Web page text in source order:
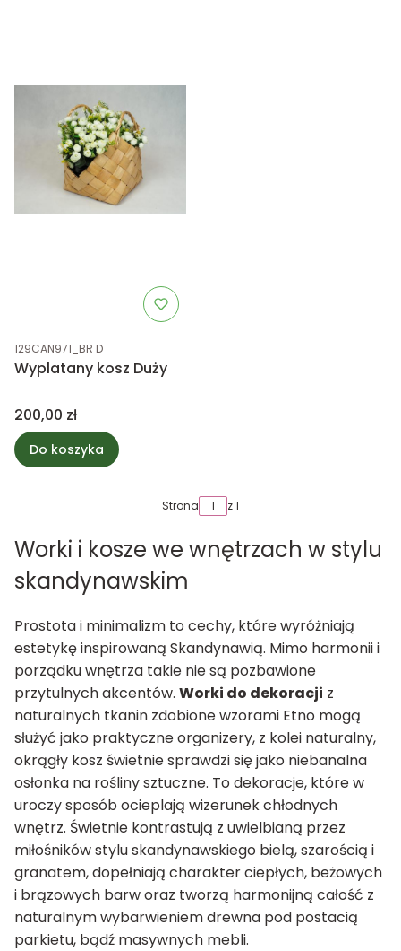
Kod produktu
129CAN971_BR D
Wyplatany kosz Duży
Cena
200,00 zł
Do koszyka
Strona z 1
Worki i kosze we wnętrzach w stylu
skandynawskim
Prostota i minimalizm to cechy, które wyróżniają
estetykę inspirowaną Skandynawią. Mimo harmonii i
porządku wnętrza takie nie są pozbawione
przytulnych akcentów. Worki do dekoracji z
naturalnych tkanin zdobione wzorami Etno mogą
służyć jako praktyczne organizery, z kolei naturalny,
okrągły kosz świetnie sprawdzi się jako niebanalna
osłonka na rośliny sztuczne. To dekoracje, które w
uroczy sposób ocieplają wizerunek chłodnych
wnętrz. Świetnie kontrastują z uwielbianą przez
miłośników stylu skandynawskiego bielą, szarością i
granatem, dopełniają charakter ciepłych, beżowych
i brązowych barw oraz tworzą harmonijną całość z
naturalnym wybarwieniem drewna pod postacią
parkietu, bądź masywnych mebli.